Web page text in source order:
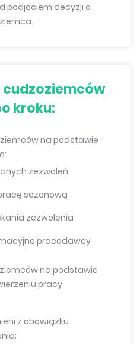
podjęciem decyzji o
cudzoziemców
kroku:
na podstawie
zezwoleń
sezonową
zezwolenia
pracodawcy
na podstawie
pracy
z obowiązku